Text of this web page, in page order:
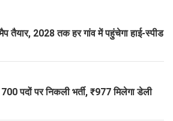
तैयार, 2028 तक हर गांव में पहुंचेगा हाई-स्पीड
पदों पर निकली भर्ती, ₹977 मिलेगा डेली